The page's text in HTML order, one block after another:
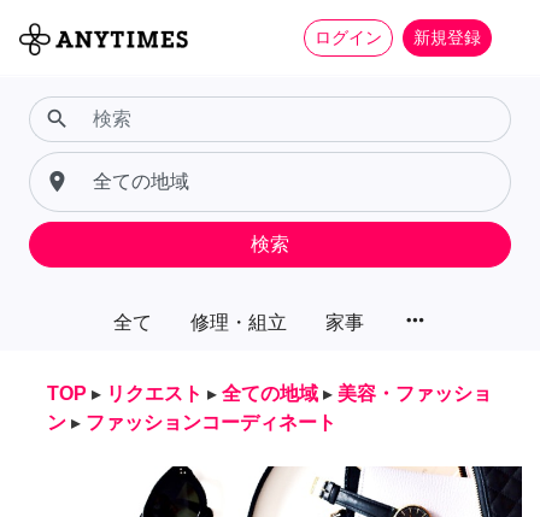
ログイン 新規登録
全て 修理・組立 家事 more_horiz
search
place
検索
TOP ▸ リクエスト ▸ 全ての地域 ▸ 美容・ファッショ
ン ▸ ファッションコーディネート